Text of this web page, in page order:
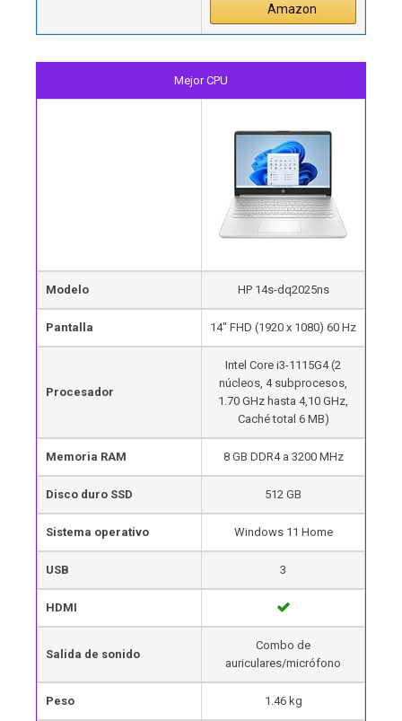
Amazon
Mejor CPU
Modelo HP 14s-dq2025ns
Pantalla 14″ FHD (1920 x 1080) 60 Hz
Procesador
Intel Core i3-1115G4 (2
núcleos, 4 subprocesos,
1.70 GHz hasta 4,10 GHz,
Caché total 6 MB)
Memoria RAM 8 GB DDR4 a 3200 MHz
Disco duro SSD 512 GB
Sistema operativo Windows 11 Home
USB 3
HDMI
Salida de sonido
Combo de
auriculares/micrófono
Peso 1.46 kg